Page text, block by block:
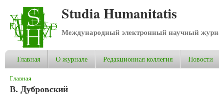
Studia Humanitatis
Международный электронный научный
Главная О журнале Редакционная коллегия Новости
Вы здесь
Главная
В. Дубровский